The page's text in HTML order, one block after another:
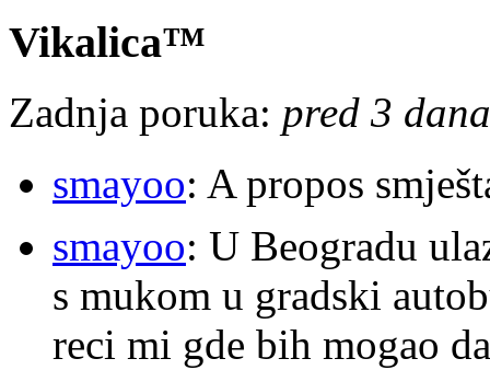
Vikalica™
Zadnja poruka: pred 3
smayoo: A propos
smayoo: U Beogradu
s mukom u gradski
reci mi gde bih mogao